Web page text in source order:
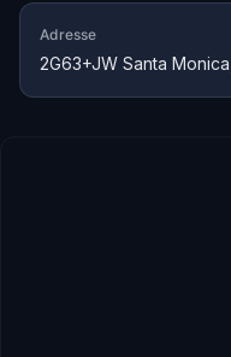
Adresse
2G63+JW Santa